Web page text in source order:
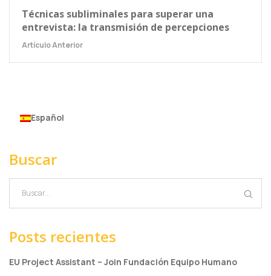
Técnicas subliminales para superar una
entrevista: la transmisión de percepciones
Artículo Anterior
Español
Buscar
Posts recientes
EU Project Assistant – Join Fundación Equipo Humano